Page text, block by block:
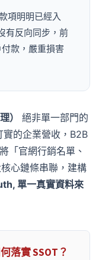
項明明已經入
有反向同步，前
款，嚴重損害
）
絕非單一部門的
的企業營收，B2B
將「官網行銷名單、
心鏈條串聯，建構
單一真實資料來
落實 SSOT？